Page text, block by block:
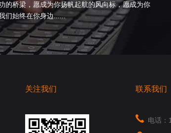
的桥梁，愿成为你扬帆起航的风向标，愿成为你
们始终在你身边......
关注我们 联系我们
电话：